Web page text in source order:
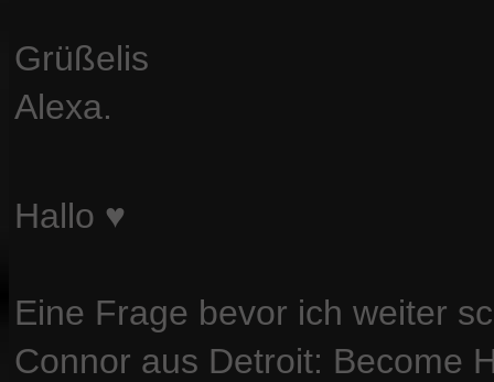
Grüßelis
Alexa.
Hallo ♥️
Eine Frage bevor ich weiter
Connor aus Detroit: Become